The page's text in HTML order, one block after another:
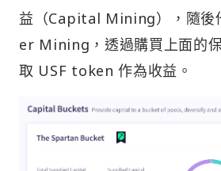
益（Capital Mining），隨後
er Mining，透過購買上面的
取 USF token 作為收益。